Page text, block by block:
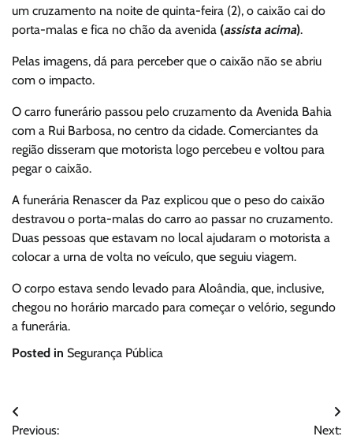
um cruzamento na noite de quinta-feira (2), o caixão cai do
porta-malas e fica no chão da avenida (assista acima).
Pelas imagens, dá para perceber que o caixão não se abriu
com o impacto.
O carro funerário passou pelo cruzamento da Avenida Bahia
com a Rui Barbosa, no centro da cidade. Comerciantes da
região disseram que motorista logo percebeu e voltou para
pegar o caixão.
A funerária Renascer da Paz explicou que o peso do caixão
destravou o porta-malas do carro ao passar no cruzamento.
Duas pessoas que estavam no local ajudaram o motorista a
colocar a urna de volta no veículo, que seguiu viagem.
O corpo estava sendo levado para Aloândia, que, inclusive,
chegou no horário marcado para começar o velório, segundo
a funerária.
Posted in Segurança Pública
Navegação
Previous: Next: